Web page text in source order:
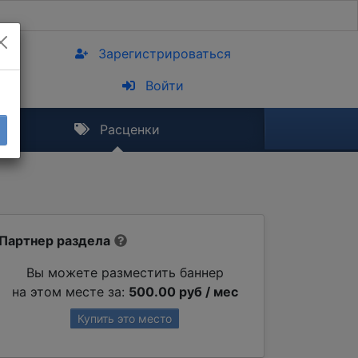
Зарегистрироваться
Войти
Расценки
Партнер раздела
Вы можете разместить баннер
на этом месте за: 500.00 руб / мес
Купить это место